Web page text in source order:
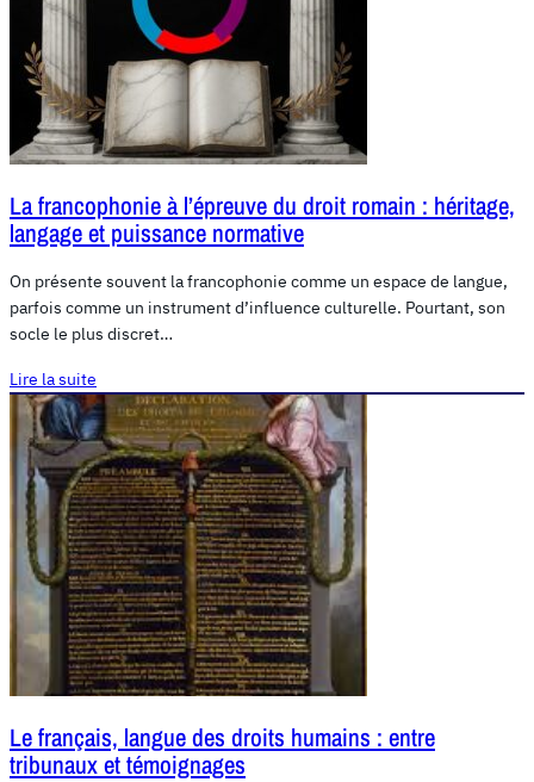
La francophonie à l’épreuve du droit romain : héritage,
langage et puissance normative
On présente souvent la francophonie comme un espace de langue,
parfois comme un instrument d’influence culturelle. Pourtant, son
socle le plus discret…
Lire la suite
Le français, langue des droits humains : entre
tribunaux et témoignages